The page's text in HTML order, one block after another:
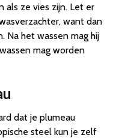
als ze vies zijn. Let er
want dan
Na het wassen mag hij
mag worden
dat je plumeau
steel kun je zelf